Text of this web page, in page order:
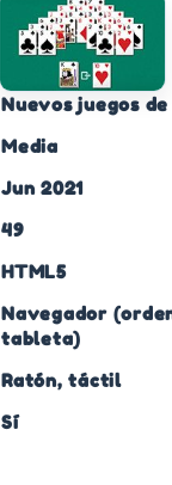
Nuevos juegos
Media
Jun 2021
49
HTML5
Navegador
tableta)
Ratón, táctil
Sí